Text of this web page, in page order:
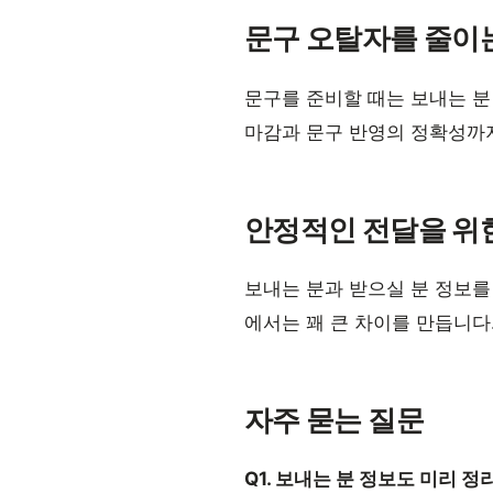
문구 오탈자를 줄이
문구를 준비할 때는 보내는
마감과 문구 반영의 정확성
안정적인 전달을 위
보내는 분과 받으실 분 정보
에서는 꽤 큰 차이를 만듭니
자주 묻는 질문
Q1. 보내는 분 정보도 미리 정